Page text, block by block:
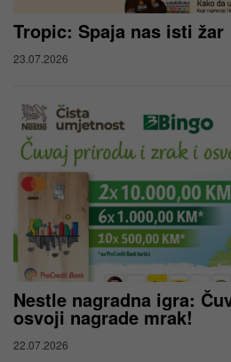
Tropic: Spaja nas isti žar
23.07.2026
Nestle nagradna igra:
osvoji nagrade mrak!
22.07.2026